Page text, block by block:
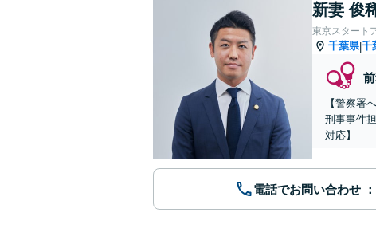
新妻 俊
東京スタート
千葉県|千
【警察署
刑事事件
対応】
電話でお問い合わせ